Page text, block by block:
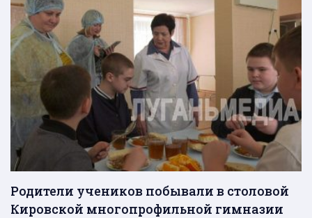
Родители учеников побывали в столовой
Кировской многопрофильной гимназии